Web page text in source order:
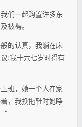
们一起购置许多东
被褥。
的认真，我躺在床
:我十六七岁时得有
班，她一个人在家
，我换拖鞋时她睁
”